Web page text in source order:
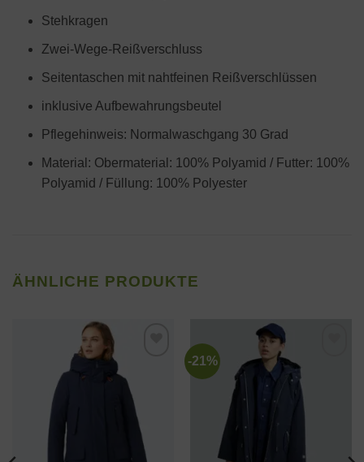
Stehkragen
Zwei-Wege-Reißverschluss
Seitentaschen mit nahtfeinen Reißverschlüssen
inklusive Aufbewahrungsbeutel
Pflegehinweis: Normalwaschgang 30 Grad
Material: Obermaterial: 100% Polyamid / Futter: 100%
Polyamid / Füllung: 100% Polyester
ÄHNLICHE PRODUKTE
Wunschliste
hinzufügen
-21%
Wunschliste